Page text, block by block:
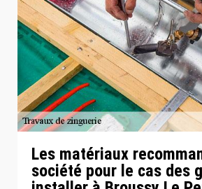
Les matériaux
société pour le cas des